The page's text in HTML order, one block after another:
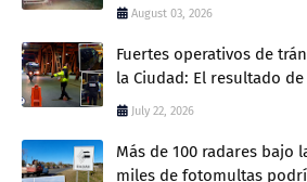
August 03, 2026
Fuertes operativos de
la Ciudad: El resultado
July 22, 2026
Más de 100 radares bajo
miles de fotomultas